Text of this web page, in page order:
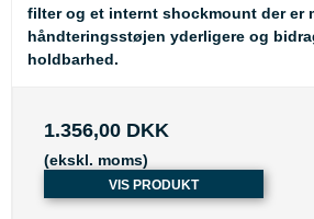
filter og et internt shockmount der er
håndteringsstøjen yderligere og
holdbarhed.
1.356,00 DKK
(ekskl. moms)
VIS PRODUKT